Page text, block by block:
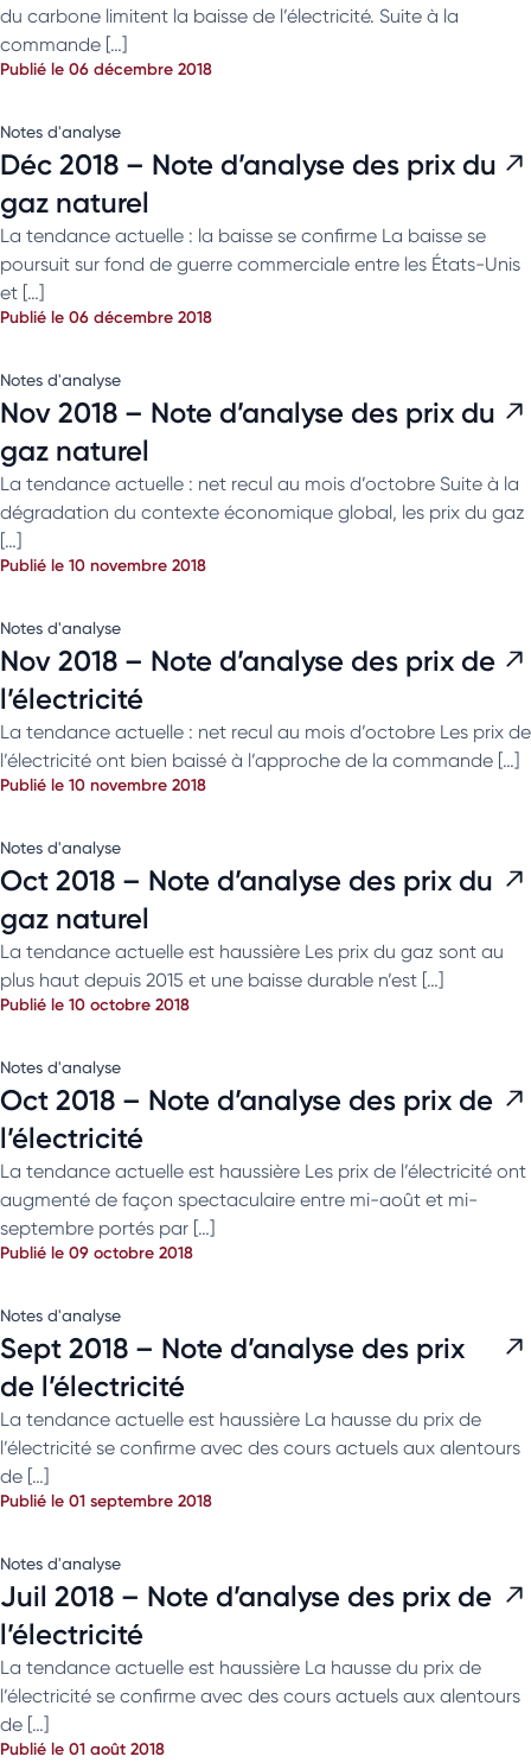
du carbone limitent la baisse de l’électricité. Suite à la
commande […]
Publié le 06 décembre 2018
Notes d'analyse
Déc 2018 – Note d’analyse des prix du
gaz naturel
La tendance actuelle : la baisse se confirme La baisse se
poursuit sur fond de guerre commerciale entre les États-Unis
et […]
Publié le 06 décembre 2018
Notes d'analyse
Nov 2018 – Note d’analyse des prix du
gaz naturel
La tendance actuelle : net recul au mois d’octobre Suite à la
dégradation du contexte économique global, les prix du gaz
[…]
Publié le 10 novembre 2018
Notes d'analyse
Nov 2018 – Note d’analyse des prix de
l’électricité
La tendance actuelle : net recul au mois d’octobre Les prix de
l’électricité ont bien baissé à l’approche de la commande […]
Publié le 10 novembre 2018
Notes d'analyse
Oct 2018 – Note d’analyse des prix du
gaz naturel
La tendance actuelle est haussière Les prix du gaz sont au
plus haut depuis 2015 et une baisse durable n’est […]
Publié le 10 octobre 2018
Notes d'analyse
Oct 2018 – Note d’analyse des prix de
l’électricité
La tendance actuelle est haussière Les prix de l’électricité ont
augmenté de façon spectaculaire entre mi-août et mi-
septembre portés par […]
Publié le 09 octobre 2018
Notes d'analyse
Sept 2018 – Note d’analyse des prix
de l’électricité
La tendance actuelle est haussière La hausse du prix de
l’électricité se confirme avec des cours actuels aux alentours
de […]
Publié le 01 septembre 2018
Notes d'analyse
Juil 2018 – Note d’analyse des prix de
l’électricité
La tendance actuelle est haussière La hausse du prix de
l’électricité se confirme avec des cours actuels aux alentours
de […]
Publié le 01 août 2018